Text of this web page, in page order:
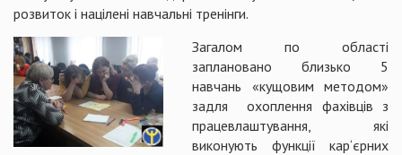
розвиток і націлені навчальні тренінги.
Загалом по області
заплановано близько 5
навчань «кущовим методом»
задля охоплення фахівців з
працевлаштування, які
виконують функції кар‘єрних